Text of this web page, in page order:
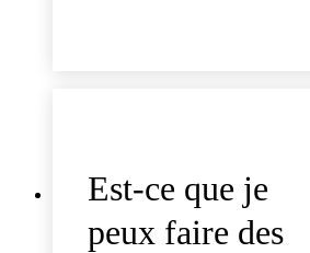
Est-ce que je
peux faire des